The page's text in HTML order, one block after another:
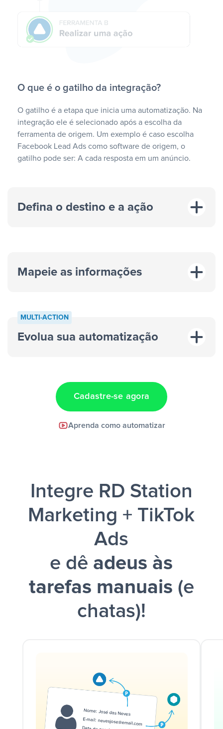
O que é o gatilho da integração?
O gatilho é a etapa que inicia uma automatização. Na
integração ele é selecionado após a escolha da
ferramenta de origem. Um exemplo é caso escolha
Facebook Lead Ads como software de origem, o
gatilho pode ser: A cada resposta em um anúncio.
Defina o destino e a ação
“A cada resposta em um anúncio”
Mapeie as informações
MULTI-ACTION
Evolua sua automatização
Cadastre-se agora
Aprenda como automatizar
Integre RD Station
Marketing + TikTok
Ads
e dê adeus às
tarefas manuais (e
chatas)!